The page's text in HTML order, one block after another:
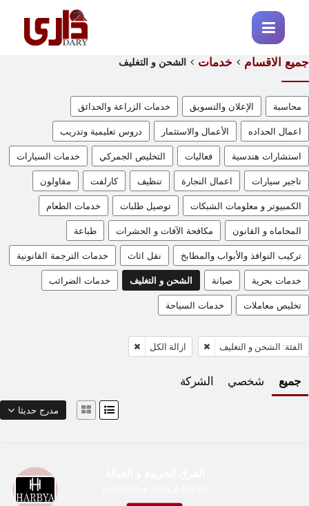
الاقسام خدمات الشحن و التغليف
محاسبة الإعلان والتسويق خدمات الزراعة والحدائق
اعمال الحداده الأعمال والاستثمار دروس تعليمية وتدريب
استشارات هندسية فعاليات التخليص الجمركي خدمات السيارات
تاجير سيارات اعمال النجارة تنظيف كارلفت مقاولون
الكمبيوتر و معلومات الشبكات توصيل طلبات خدمات الطعام
المحاماه و القانون مكافحة الآفات و الحشرات طباعة
تركيب النوافذ والأبواب والمطابخ نقل اثاث خدمات الترجمة القانونية
خدمات بحرية صيانة الشحن و التغليف خدمات الضرائب
تخليص معاملات خدمات السياحة
الفئة: الشحن و التغليف ازالة الكل
جميع شخصي الشركة
مدرج حديثا